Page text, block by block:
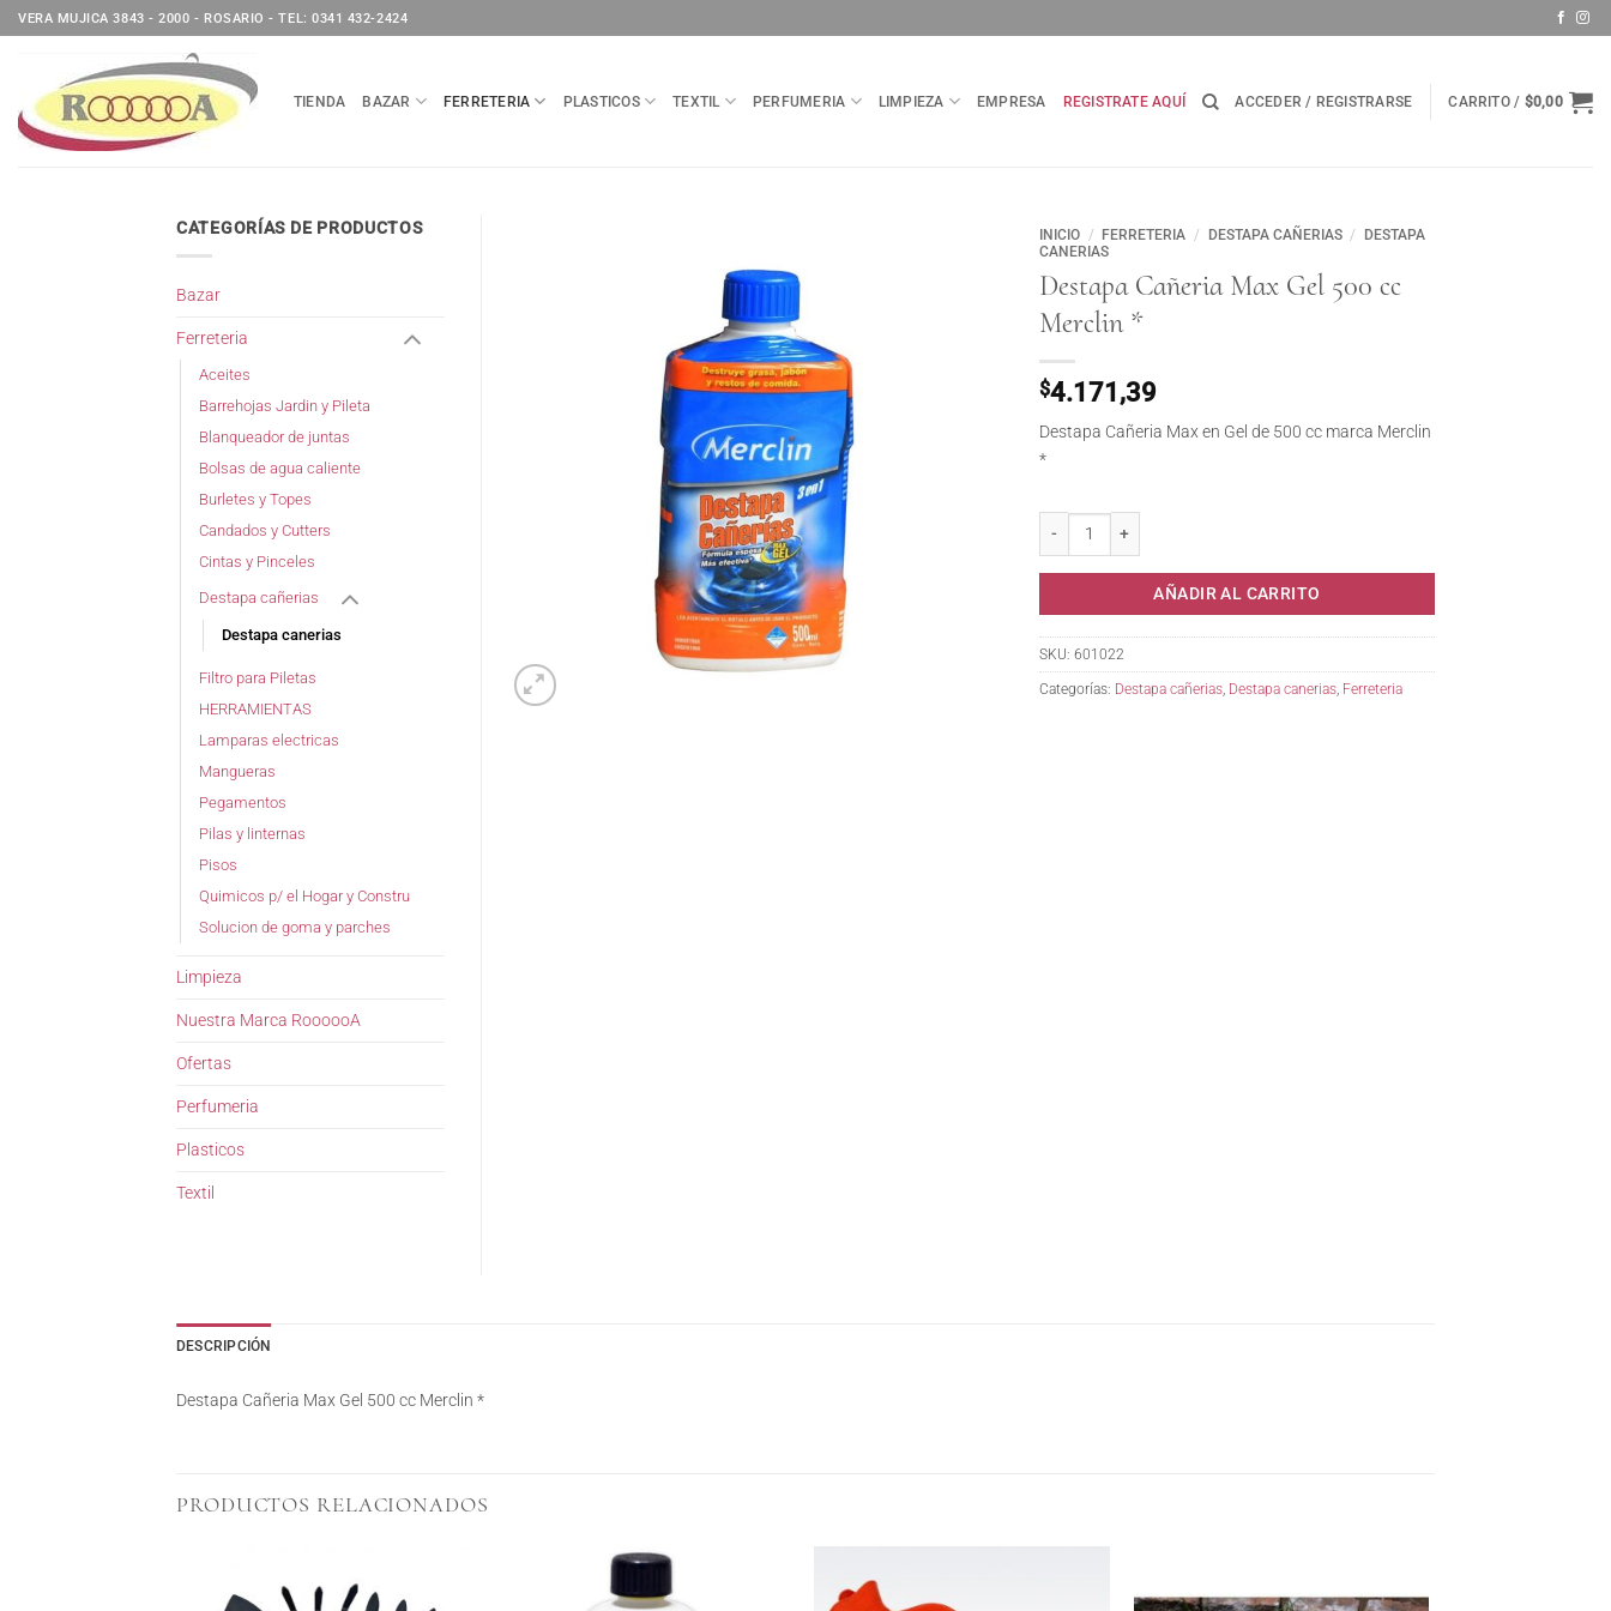
Saltar
al
VERA MUJICA 3843 - 2000 - ROSARIO - TEL: 0341 432-2424
TIENDA BAZAR FERRETERIA PLASTICOS TEXTIL PERFUMERIA LIMPIEZA EMPRESA REGISTRATE AQUÍ ACCEDER / REGISTRARSE CARRITO / $0,00
INICIO / FERRETERIA / DESTAPA CAÑERIAS /
DESTAPA
CANERIAS
Destapa Cañeria Max Gel 500 cc
Merclin *
$4.171,39
Destapa Cañeria Max en Gel de 500 cc marca Merclin
*
AÑADIR AL CARRITO
SKU: 601022
Categorías: Destapa cañerias, Destapa canerias, Ferreteria
CATEGORÍAS DE PRODUCTOS
Bazar
Ferreteria
Aceites
Barrehojas Jardin y Pileta
Blanqueador de juntas
Bolsas de agua caliente
Burletes y Topes
Candados y Cutters
Cintas y Pinceles
Destapa cañerias
Destapa canerias
Filtro para Piletas
HERRAMIENTAS
Lamparas electricas
Mangueras
Pegamentos
Pilas y linternas
Pisos
Quimicos p/ el Hogar y Constru
Solucion de goma y parches
Limpieza
Nuestra Marca RoooooA
Ofertas
Perfumeria
Plasticos
Textil
DESCRIPCIÓN
Destapa Cañeria Max Gel 500 cc Merclin *
PRODUCTOS RELACIONADOS